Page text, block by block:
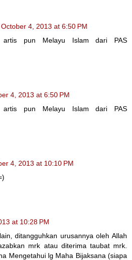
October 4, 2013 at 6:50 PM
artis pun Melayu Islam dari PAS
4, 2013 at 6:50 PM
artis pun Melayu Islam dari PAS
4, 2013 at 10:10 PM
at 10:28 PM
ditangguhkan urusannya oleh Allah
mrk atau diterima taubat mrk.
Mengetahui lg Maha Bijaksana (siapa